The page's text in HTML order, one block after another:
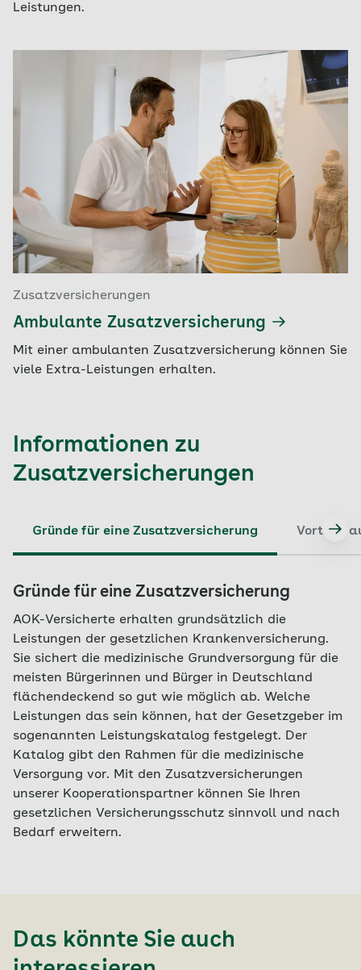
Leistungen.
Zusatzversicherungen
Ambulante Zusatzversicherung
Mit einer ambulanten Zusatzversicherung können Sie
viele Extra-Leistungen erhalten.
Informationen zu
Zusatzversicherungen
Gründe für eine Zusatzversicherung Vorteile
Gründe für eine Zusatzversicherung
AOK-Versicherte erhalten grundsätzlich die
Leistungen der gesetzlichen Krankenversicherung.
Sie sichert die medizinische Grundversorgung für die
meisten Bürgerinnen und Bürger in Deutschland
flächendeckend so gut wie möglich ab. Welche
Leistungen das sein können, hat der Gesetzgeber im
sogenannten Leistungskatalog festgelegt. Der
Katalog gibt den Rahmen für die medizinische
Versorgung vor. Mit den Zusatzversicherungen
unserer Kooperationspartner können Sie Ihren
gesetzlichen Versicherungsschutz sinnvoll und nach
Bedarf erweitern.
Das könnte Sie auch